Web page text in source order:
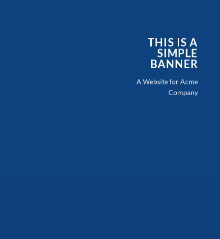
THIS IS A
SIMPLE
BANNER
A Website for Acme
Company